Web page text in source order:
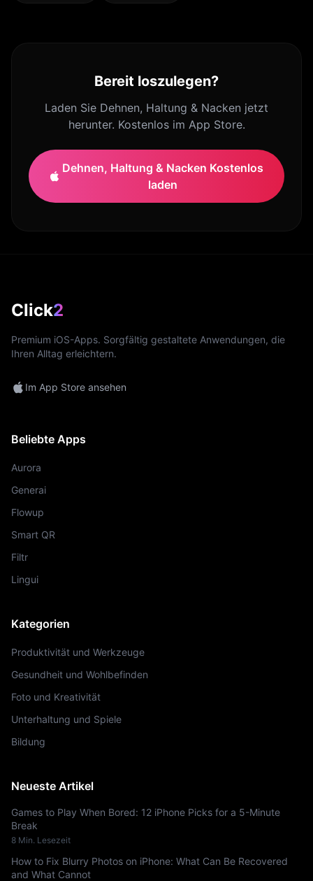
Bereit loszulegen?
Laden Sie Dehnen, Haltung & Nacken jetzt
herunter. Kostenlos im App Store.
Dehnen, Haltung & Nacken Kostenlos
laden
Click2
Premium iOS-Apps. Sorgfältig gestaltete Anwendungen, die
Ihren Alltag erleichtern.
Im App Store ansehen
Beliebte Apps
Aurora
Generai
Flowup
Smart QR
Filtr
Lingui
Kategorien
Produktivität und Werkzeuge
Gesundheit und Wohlbefinden
Foto und Kreativität
Unterhaltung und Spiele
Bildung
Neueste Artikel
Games to Play When Bored: 12 iPhone Picks for a 5-Minute
Break
8 Min. Lesezeit
How to Fix Blurry Photos on iPhone: What Can Be Recovered
and What Cannot